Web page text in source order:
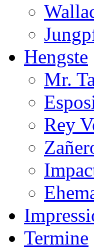
Hengste
Mr.
Rey
Termine